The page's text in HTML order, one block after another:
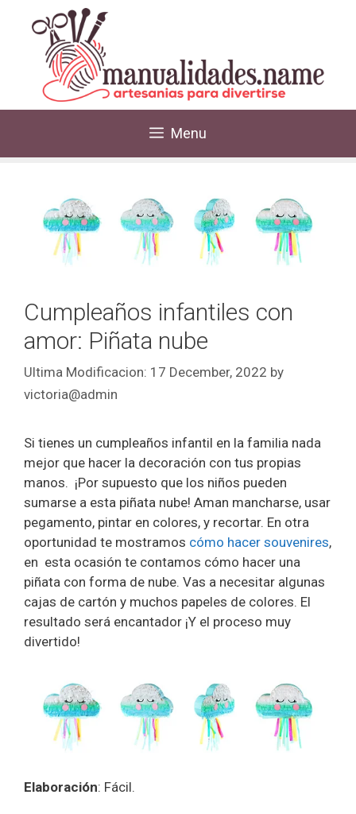
Menu
Cumpleaños infantiles con
amor: Piñata nube
17 December, 2022 by
victoria@admin
Si tienes un cumpleaños infantil en la familia nada
mejor que hacer la decoración con tus propias
manos. ¡Por supuesto que los niños pueden
sumarse a esta piñata nube! Aman mancharse, usar
pegamento, pintar en colores, y recortar. En otra
oportunidad te mostramos cómo hacer souvenires,
en esta ocasión te contamos cómo hacer una
piñata con forma de nube. Vas a necesitar algunas
cajas de cartón y muchos papeles de colores. El
resultado será encantador ¡Y el proceso muy
divertido!
Elaboración: Fácil.